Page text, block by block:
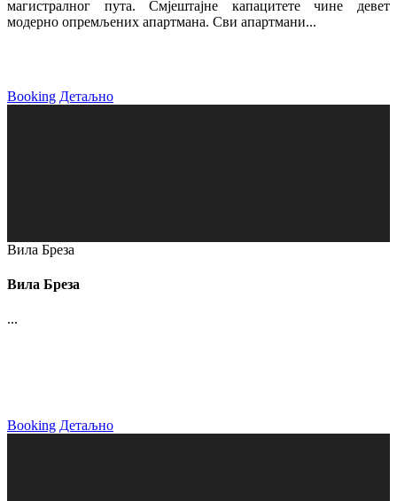
магистралног пута. Смјештајне капацитете чине девет
модерно опремљених апартмана. Сви апартмани...
Booking Детаљно
Вила Бреза
Вила Бреза
...
Booking Детаљно